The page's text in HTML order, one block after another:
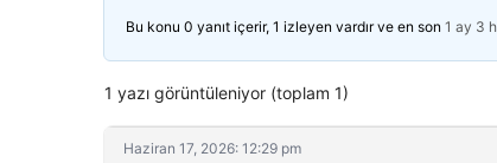
Bu konu 0 yanıt içerir, 1 izleyen vardır ve en son 1 ay 3
1 yazı görüntüleniyor (toplam 1)
Haziran 17, 2026: 12:29 pm